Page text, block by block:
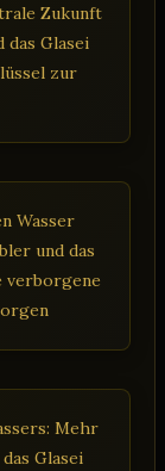
Zukunft
das Glasei
zur
Wasser
und das
verborgene
Mehr
Glasei